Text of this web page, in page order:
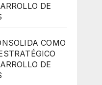
DE
COMO
DE